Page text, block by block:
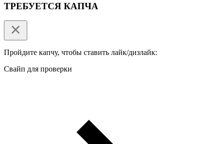
ТРЕБУЕТСЯ КАПЧА
Пройдите капчу, чтобы ставить лайк/дизлайк:
Свайп для проверки